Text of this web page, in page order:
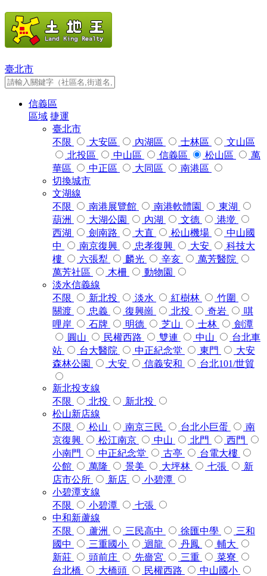
臺北市
信義區
區域 捷運
臺北市
不限
大安區 內湖區 士林區
文山區
北投區
中山區 信義區 松山區
萬
華區
中正區 大同區
南港區
切換城市
文湖線
不限
南港展覽館 南港軟體園
東湖
葫洲
大湖公園 內湖 文德
港墘
西湖
劍南路 大直 松山機場
中山國
中
南京復興 忠孝復興 大安
科技大
樓
六張犁 麟光 辛亥
萬芳醫院
萬芳社區
木柵
動物園
淡水信義線
不限
新北投 淡水 紅樹林
竹圍
關渡
忠義 復興崗 北投 奇岩
唭
哩岸
石牌 明德 芝山 士林
劍潭
圓山
民權西路 雙連 中山
台北車
站
台大醫院 中正紀念堂 東門
大安
森林公園
大安 信義安和 台北101/世貿
新北投支線
不限
北投
新北投
松山新店線
不限
松山 南京三民 台北小巨蛋
南
京復興
松江南京 中山 北門
西門
小南門
中正紀念堂 古亭
台電大樓
公館
萬隆 景美 大坪林 七張
新
店市公所
新店
小碧潭
小碧潭支線
不限
小碧潭
七張
中和新蘆線
不限
蘆洲 三民高中 徐匯中學
三和
國中
三重國小 迴龍 丹鳳
輔大
新莊
頭前庄 先嗇宮 三重
菜寮
台北橋
大橋頭 民權西路
中山國小